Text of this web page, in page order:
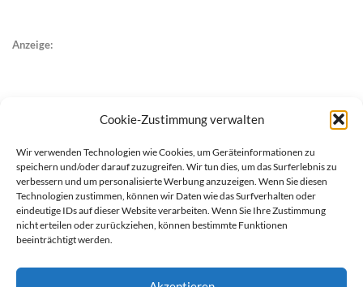
Cookie-Zustimmung verwalten
Wir verwenden Technologien wie Cookies, um Geräteinformationen zu
speichern und/oder darauf zuzugreifen. Wir tun dies, um das Surferlebnis zu
verbessern und um personalisierte Werbung anzuzeigen. Wenn Sie diesen
Technologien zustimmen, können wir Daten wie das Surfverhalten oder
eindeutige IDs auf dieser Website verarbeiten. Wenn Sie Ihre Zustimmung
nicht erteilen oder zurückziehen, können bestimmte Funktionen
beeinträchtigt werden.
Anzeige: